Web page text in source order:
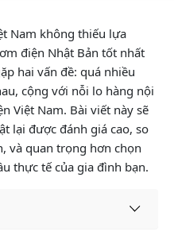
Nam không thiếu lựa
điện Nhật Bản tốt nhất
hai vấn đề: quá nhiều
cộng với nỗi lo hàng nội
Việt Nam. Bài viết này sẽ
lại được đánh giá cao, so
và quan trọng hơn chọn
thực tế của gia đình bạn.